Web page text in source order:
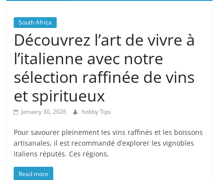
South Africa
Découvrez l’art de vivre à
l’italienne avec notre
sélection raffinée de vins
et spiritueux
January 30, 2026 hobby Tips
Pour savourer pleinement les vins raffinés et les boissons
artisanales, il est recommandé d’explorer les vignobles
italiens réputés. Ces régions,
Read more